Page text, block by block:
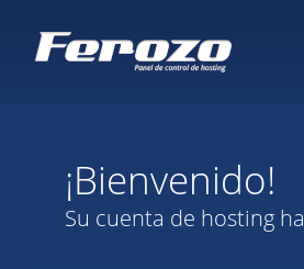
¡Bienvenido!
Su cuenta de hosting